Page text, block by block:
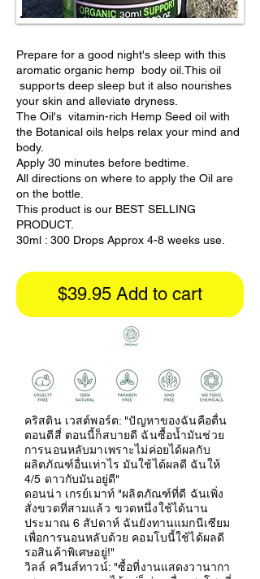
Prepare for a good night's sleep with this
aromatic organic hemp body oil.This oil
supports deep sleep but it also nourishes
your skin and alleviate dryness.
The Oil's vitamin-rich Hemp Seed oil with
the Botanical oils helps relax your mind and
body.
Apply 30 minutes before bedtime.
All directions on where to apply the Oil are
on the bottle.
This product is our BEST SELLING
PRODUCT.
30ml : 300 Drops Approx 4-8 weeks use.
$39.95 Add to cart
คริสติน เวสต์พอร์ต: "ปัญหาของฉันคือตื่น
ตอนตีสี่ ตอนนี้ก็สบายดี ฉันซื้อน้ำมันช่วย
การนอนหลับมาเพราะไม่ค่อยได้ผลกับ
ผลิตภัณฑ์อื่นเท่าไร มันใช้ได้ผลดี ฉันให้
4/5 ดาวกับมันอยู่ดี"
ดอนน่า เกรย์เมาท์ "ผลิตภัณฑ์ที่ดี ฉันเพิ่ง
สั่งขวดที่สามแล้ว ขวดหนึ่งใช้ได้นาน
ประมาณ 6 สัปดาห์ ฉันยังทานแมกนีเซียม
เพื่อการนอนหลับด้วย คอมโบนี้ใช้ได้ผลดี
รอสินค้าพิเศษอยู่!"
วิลล์ ควีนส์ทาวน์: "ซื้อที่งานแสดงวานากา